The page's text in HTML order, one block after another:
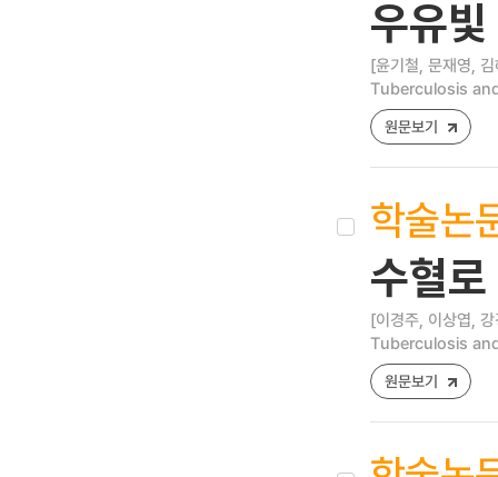
우유
[윤기철, 문재영,
Tuberculosis
원문보기
학술논
수혈
[이경주, 이상엽,
Tuberculosis
원문보기